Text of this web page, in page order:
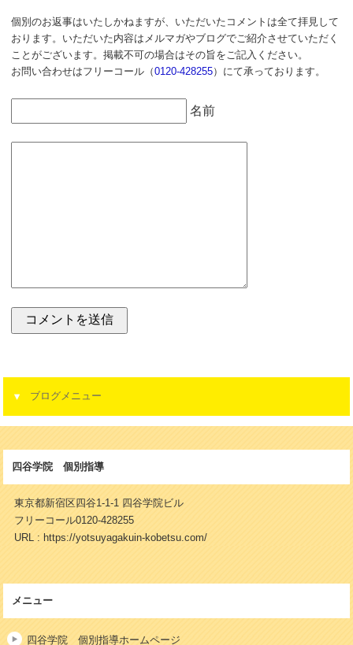
個別のお返事はいたしかねますが、いただいたコメントは全て拝見して
おります。いただいた内容はメルマガやブログでご紹介させていただく
ことがございます。掲載不可の場合はその旨をご記入ください。
お問い合わせはフリーコール（0120-428255）にて承っております。
名前
ブログメニュー
四谷学院 個別指導
東京都新宿区四谷1-1-1 四谷学院ビル
フリーコール0120-428255
URL : https://yotsuyagakuin-kobetsu.com/
メニュー
四谷学院 個別指導ホームページ